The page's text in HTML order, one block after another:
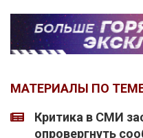
МАТЕРИАЛЫ ПО
Критика в СМИ
опровергнуть